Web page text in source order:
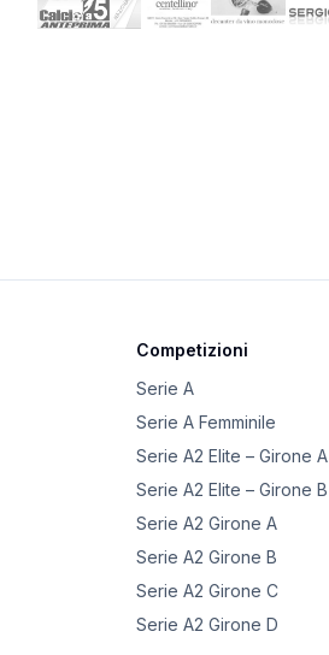
Competizioni
Serie A
Serie A Femminile
Serie A2 Elite – Girone A
Serie A2 Elite – Girone B
Serie A2 Girone A
Serie A2 Girone B
Serie A2 Girone C
Serie A2 Girone D